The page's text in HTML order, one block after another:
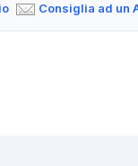
Consiglia ad un